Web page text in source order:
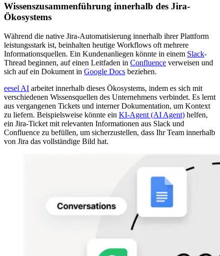
Wissenszusammenführung innerhalb des Jira-
Ökosystems
Während die native Jira-Automatisierung innerhalb ihrer Plattform
leistungsstark ist, beinhalten heutige Workflows oft mehrere
Informationsquellen. Ein Kundenanliegen könnte in einem Slack-
Thread beginnen, auf einen Leitfaden in Confluence verweisen und
sich auf ein Dokument in Google Docs beziehen.
eesel AI arbeitet innerhalb dieses Ökosystems, indem es sich mit
verschiedenen Wissensquellen des Unternehmens verbindet. Es lernt
aus vergangenen Tickets und interner Dokumentation, um Kontext
zu liefern. Beispielsweise könnte ein KI-Agent (AI Agent) helfen,
ein Jira-Ticket mit relevanten Informationen aus Slack und
Confluence zu befüllen, um sicherzustellen, dass Ihr Team innerhalb
von Jira das vollständige Bild hat.